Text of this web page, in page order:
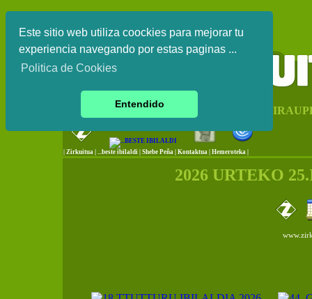
Este sitio web utiliza coockies para mejorar tu
experiencia navegando por estas paginas ...
Politica de Cookies
Entendido
EUSKAL HERRIKO
Zirkuitua ...beste ibilaldi Shebe Peña Kontaktua Hemeroteka |
2026 URTEKO